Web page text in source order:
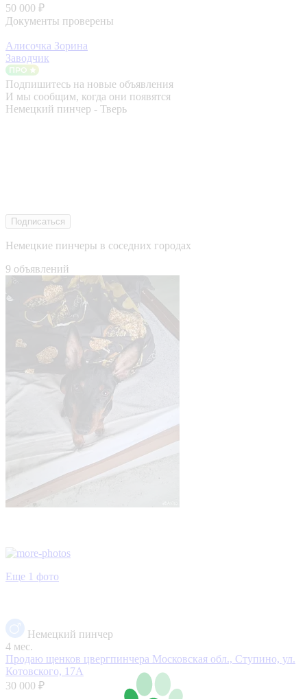
50 000 ₽
Документы проверены
Алисочка Зорина
Заводчик
Подпишитесь на новые объявления
И мы сообщим, когда они появятся
Немецкий пинчер - Тверь
Подписаться
Немецкие пинчеры в соседних городах
9 объявлений
Еще 1 фото
Немецкий пинчер
4 мес.
Продаю щенков цвергпинчера Московская обл., Ступино, ул.
Котовского, 17А
30 000 ₽